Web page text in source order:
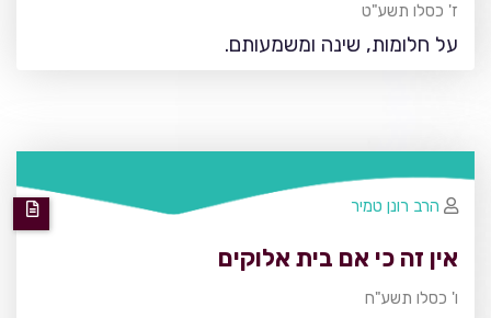
ז' כסלו תשע"ט
על חלומות, שינה ומשמעותם.
אין זה כי אם בית אלוקים
ו' כסלו תשע"ח
הרב רונן טמיר